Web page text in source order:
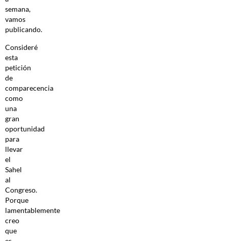
semana,
vamos
publicando.
Consideré
esta
petición
de
comparecencia
como
una
gran
oportunidad
para
llevar
el
Sahel
al
Congreso.
Porque
lamentablemente
creo
que